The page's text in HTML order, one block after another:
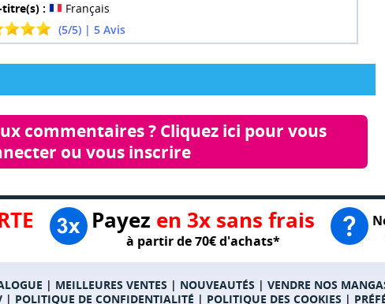
titre(s) :
Français
(5/5) | 5 Avis
commentaires ? Cliquez ici pour vous
ou vous inscrire
Payez en 3x sans frais
à partir de 70€ d'achats*
| MEILLEURES VENTES | NOUVEAUTÉS | VENDRE NOS
| POLITIQUE DE CONFIDENTIALITÉ | POLITIQUE DES COOKIES |